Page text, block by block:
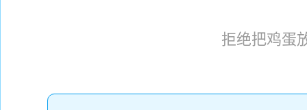
拒绝把鸡蛋